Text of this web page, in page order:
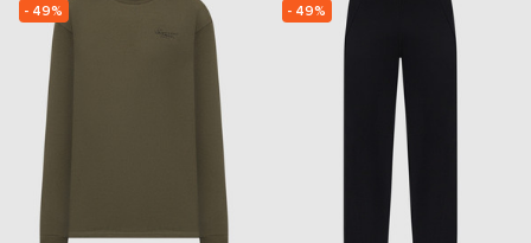
- 49%
- 49%